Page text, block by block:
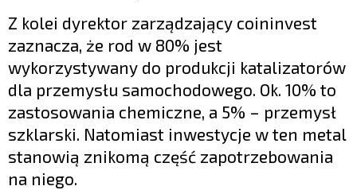
Z kolei dyrektor zarządzający coininvest
zaznacza, że rod w 80% jest
wykorzystywany do produkcji katalizatorów
dla przemysłu samochodowego. Ok. 10% to
zastosowania chemiczne, a 5% – przemysł
szklarski. Natomiast inwestycje w ten metal
stanowią znikomą część zapotrzebowania
na niego.